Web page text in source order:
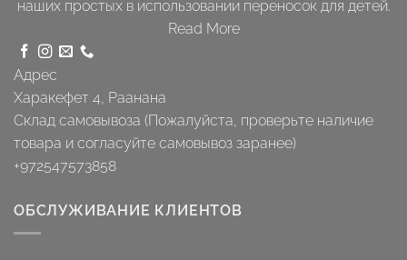
наших простых в использовании переносок для детей.
Read More
Адрес
Харакефет 4, Раанана
Склад самовывоза (Пожалуйста, проверьте наличие
товара и согласуйте самовывоз заранее)
+972547573858
ОБСЛУЖИВАНИЕ КЛИЕНТОВ